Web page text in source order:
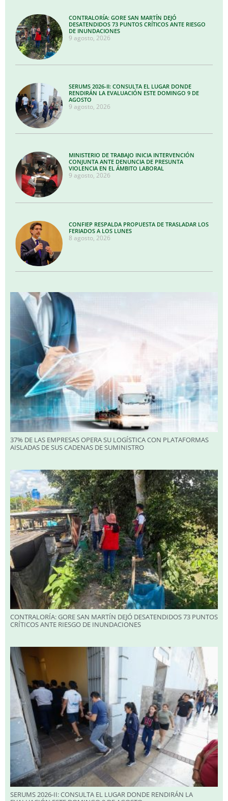
CONTRALORÍA: GORE SAN MARTÍN DEJÓ
DESATENDIDOS 73 PUNTOS CRÍTICOS ANTE RIESGO
DE INUNDACIONES
9 agosto, 2026
SERUMS 2026-II: CONSULTA EL LUGAR DONDE
RENDIRÁN LA EVALUACIÓN ESTE DOMINGO 9 DE
AGOSTO
9 agosto, 2026
MINISTERIO DE TRABAJO INICIA INTERVENCIÓN
CONJUNTA ANTE DENUNCIA DE PRESUNTA
VIOLENCIA EN EL ÁMBITO LABORAL
9 agosto, 2026
CONFIEP RESPALDA PROPUESTA DE TRASLADAR LOS
FERIADOS A LOS LUNES
8 agosto, 2026
37% DE LAS EMPRESAS OPERA SU LOGÍSTICA CON PLATAFORMAS
AISLADAS DE SUS CADENAS DE SUMINISTRO
CONTRALORÍA: GORE SAN MARTÍN DEJÓ DESATENDIDOS 73 PUNTOS
CRÍTICOS ANTE RIESGO DE INUNDACIONES
SERUMS 2026-II: CONSULTA EL LUGAR DONDE RENDIRÁN LA